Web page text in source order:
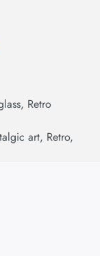
, Retro
art, Retro,